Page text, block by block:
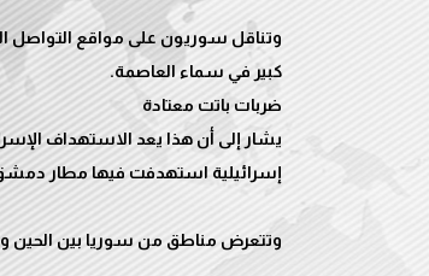
وتناقل سوريون على مواقع التواصل